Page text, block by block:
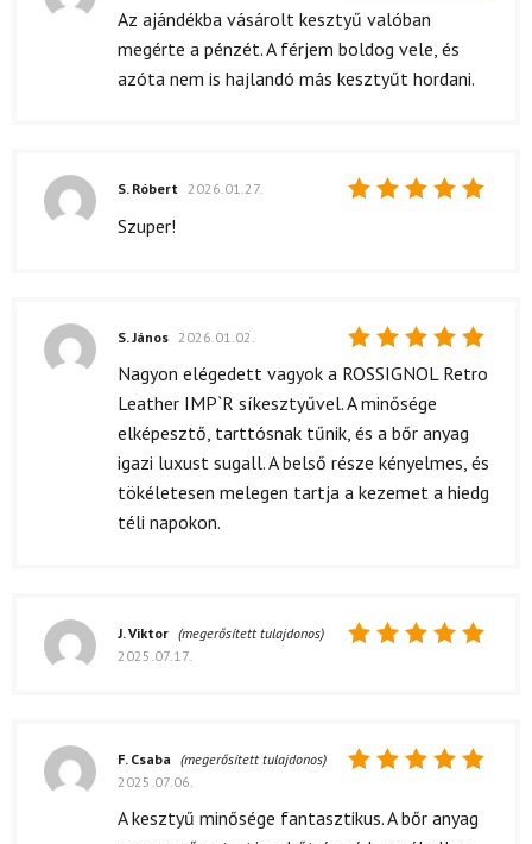
Értékelés:
5
Az ajándékba vásárolt kesztyű valóban
megérte a pénzét. A férjem boldog vele, és
azóta nem is hajlandó más kesztyűt hordani.
S. Róbert 2026.01.27.
Szuper!
Értékelés:
S. János 2026.01.02.
Nagyon elégedett vagyok a ROSSIGNOL Retro
Leather IMP`R síkesztyűvel. A minősége
elképesztő, tarttósnak tűnik, és a bőr anyag
igazi luxust sugall. A belső része kényelmes, és
tökéletesen melegen tartja a kezemet a hiedg
téli napokon.
J. Viktor (megerősített tulajdonos)
2025.07.17.
5/ 5
F. Csaba (megerősített tulajdonos)
2025.07.06.
A kesztyű minősége fantasztikus. A bőr anyag